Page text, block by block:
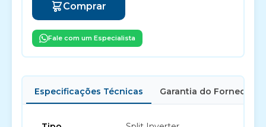
Comprar
Fale com um Especialista
Especificações Técnicas Garantia do Fornecedor